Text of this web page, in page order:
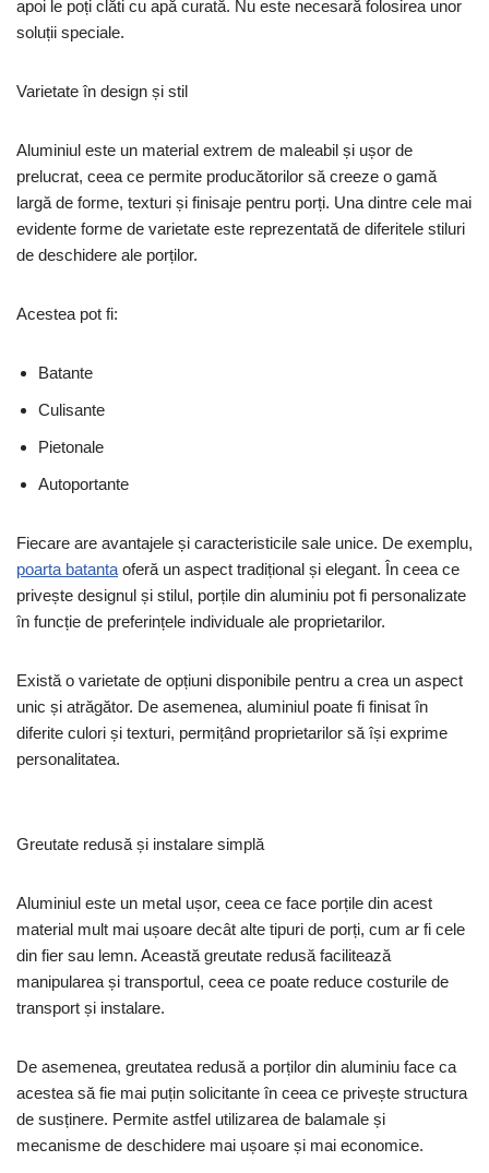
apoi le poți clăti cu apă curată. Nu este necesară folosirea unor
soluții speciale.
Varietate în design și stil
Aluminiul este un material extrem de maleabil și ușor de
prelucrat, ceea ce permite producătorilor să creeze o gamă
largă de forme, texturi și finisaje pentru porți. Una dintre cele mai
evidente forme de varietate este reprezentată de diferitele stiluri
de deschidere ale porților.
Acestea pot fi:
Batante
Culisante
Pietonale
Autoportante
Fiecare are avantajele și caracteristicile sale unice. De exemplu,
poarta batanta oferă un aspect tradițional și elegant. În ceea ce
privește designul și stilul, porțile din aluminiu pot fi personalizate
în funcție de preferințele individuale ale proprietarilor.
Există o varietate de opțiuni disponibile pentru a crea un aspect
unic și atrăgător. De asemenea, aluminiul poate fi finisat în
diferite culori și texturi, permițând proprietarilor să își exprime
personalitatea.
Greutate redusă și instalare simplă
Aluminiul este un metal ușor, ceea ce face porțile din acest
material mult mai ușoare decât alte tipuri de porți, cum ar fi cele
din fier sau lemn. Această greutate redusă facilitează
manipularea și transportul, ceea ce poate reduce costurile de
transport și instalare.
De asemenea, greutatea redusă a porților din aluminiu face ca
acestea să fie mai puțin solicitante în ceea ce privește structura
de susținere. Permite astfel utilizarea de balamale și
mecanisme de deschidere mai ușoare și mai economice.